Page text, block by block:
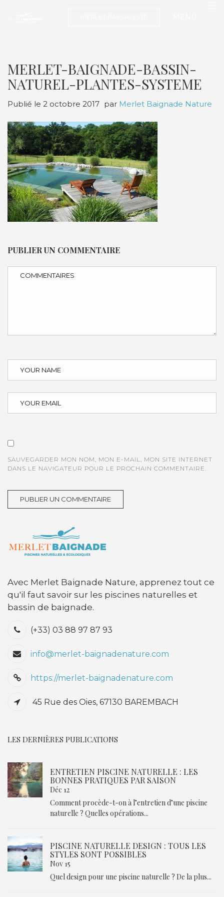
MERLET-BAIGNADE-BASSIN-
NATUREL-PLANTES-SYSTEME
Publié le 2 octobre 2017 par Merlet Baignade Nature
PUBLIER UN COMMENTAIRE
SAUVEGARDER MON NOM, MON E-MAIL, MON SITE INTERNET
DANS LE NAVIGATEUR POUR LE PROCHAIN COMMENTAIRE.
Avec Merlet Baignade Nature, apprenez tout ce
qu'il faut savoir sur les piscines naturelles et
bassin de baignade.
(+33) 03 88 97 87 93
info@merlet-baignadenature.com
https://merlet-baignadenature.com
45 Rue des Oies, 67130 BAREMBACH
LES DERNIÈRES PUBLICATIONS
ENTRETIEN PISCINE NATURELLE : LES
BONNES PRATIQUES PAR SAISON
Déc 12
Comment procède-t-on à l’entretien d’une piscine
naturelle ? Quelles opérations...
PISCINE NATURELLE DESIGN : TOUS LES
STYLES SONT POSSIBLES
Nov 15
Quel design pour une piscine naturelle ? De la plus...